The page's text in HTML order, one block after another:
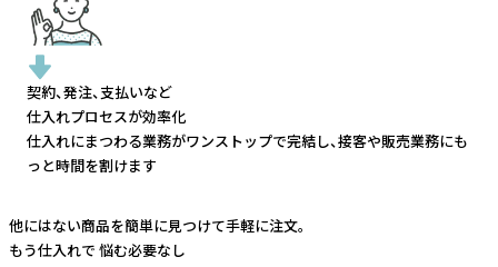
契約、発注、支払いなど
仕入れプロセスが効率化
仕入れにまつわる業務がワンストップで完結し、接客や販売業務にも
っと時間を割けます
他にはない商品を簡単に見つけて手軽に注文。
もう仕入れで 悩む必要なし